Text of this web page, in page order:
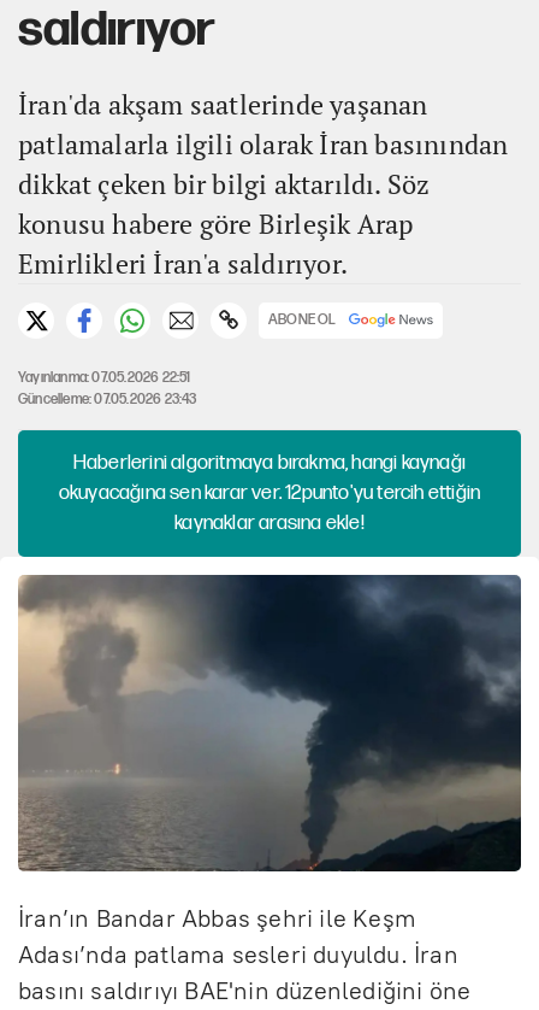
saldırıyor
İran'da akşam saatlerinde yaşanan
patlamalarla ilgili olarak İran basınından
dikkat çeken bir bilgi aktarıldı. Söz
konusu habere göre Birleşik Arap
Emirlikleri İran'a saldırıyor.
ABONE OL
Yayınlanma: 07.05.2026 22:51
Güncelleme: 07.05.2026 23:43
Haberlerini algoritmaya bırakma, hangi kaynağı
okuyacağına sen karar ver. 12punto'yu tercih ettiğin
kaynaklar arasına ekle!
İran’ın Bandar Abbas şehri ile Keşm
Adası’nda patlama sesleri duyuldu. İran
basını saldırıyı BAE'nin düzenlediğini öne